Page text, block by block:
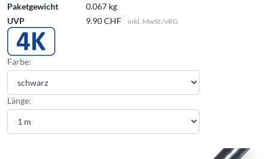
Paketgewicht
0.067 kg
UVP
9.90 CHF inkl. MwSt./vRG
Farbe:
Länge: